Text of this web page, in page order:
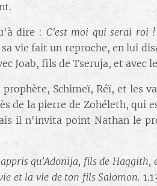
dire : C'est moi qui serai roi
vie fait un reproche, en lui
Joab, fils de Tseruja, et
Schimeï, Réï, et les
de la pierre de Zohéleth,
il n'invita point Nathan le
qu'Adonija, fils de Haggith,
et la vie de ton fils Salomon.